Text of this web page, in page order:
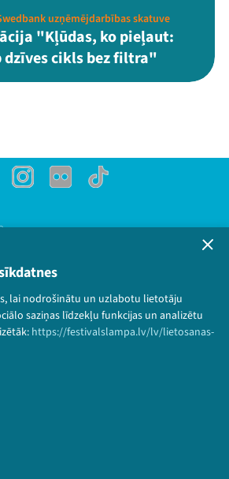
lai nodrošinātu un uzlabotu lietotāju
saziņas līdzekļu funkcijas un analizētu
https://festivalslampa.lv/lv/lietosanas-
uzņēmējdarbības skatuve
"Kļūdas, ko pieļaut:
cikls bez filtra"
Instagram
Flick TikTok
politika
LAMPA Visas tiesības
informāciju!